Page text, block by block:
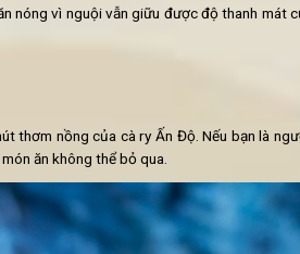
cho nở và mềm.
hạt lựu.